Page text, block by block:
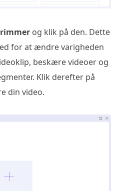
og klik på den. Dette
for at ændre varigheden
beskære videoer og
Klik derefter på
din video.